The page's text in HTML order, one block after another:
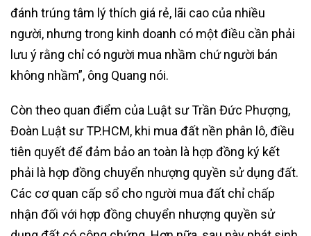
đánh trúng tâm lý thích giá rẻ, lãi cao của nhiều
người, nhưng trong kinh doanh có một điều cần phải
lưu ý rằng chỉ có người mua nhầm chứ người bán
không nhầm”, ông Quang nói.
Còn theo quan điểm của Luật sư Trần Đức Phượng,
Đoàn Luật sư TP.HCM, khi mua đất nền phân lô, điều
tiên quyết để đảm bảo an toàn là hợp đồng ký kết
phải là hợp đồng chuyển nhượng quyền sử dụng đất.
Các cơ quan cấp sổ cho người mua đất chỉ chấp
nhận đối với hợp đồng chuyển nhượng quyền sử